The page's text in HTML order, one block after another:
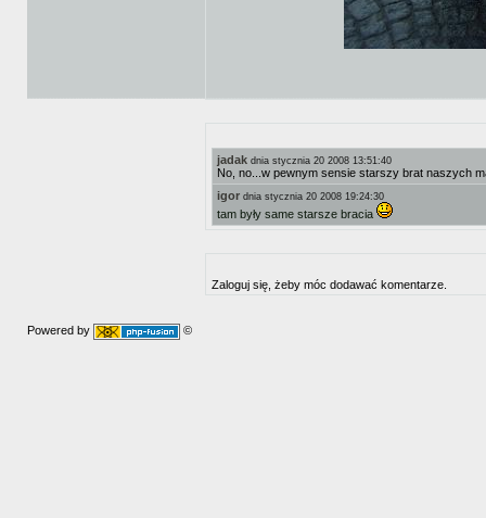
jadak dnia stycznia 20 2008 13:51:40
No, no...w pewnym sensie starszy brat naszych
igor dnia stycznia 20 2008 19:24:30
tam były same starsze bracia
Zaloguj się, żeby móc dodawać komentarze.
Powered by ©